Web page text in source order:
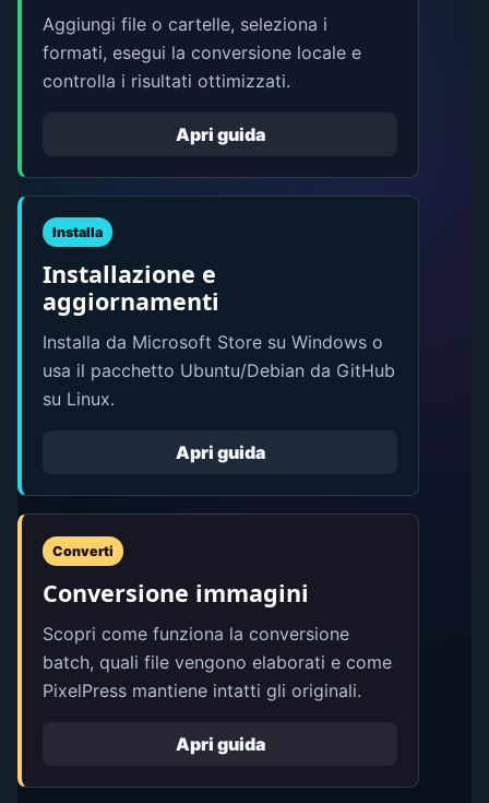
Aggiungi file o cartelle, seleziona i
formati, esegui la conversione locale e
controlla i risultati ottimizzati.
Apri guida
Installa
Installazione e
aggiornamenti
Installa da Microsoft Store su Windows o
usa il pacchetto Ubuntu/Debian da GitHub
su Linux.
Apri guida
Converti
Conversione immagini
Scopri come funziona la conversione
batch, quali file vengono elaborati e come
PixelPress mantiene intatti gli originali.
Apri guida